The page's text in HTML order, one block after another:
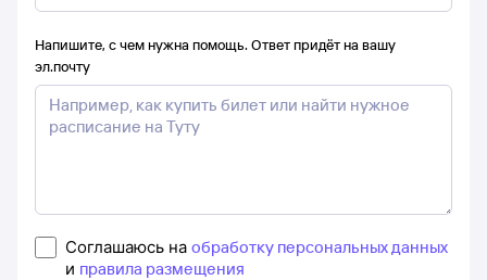
Напишите, с чем нужна помощь. Ответ придёт на вашу
эл.почту
Соглашаюсь на обработку персональных данных
и правила размещения